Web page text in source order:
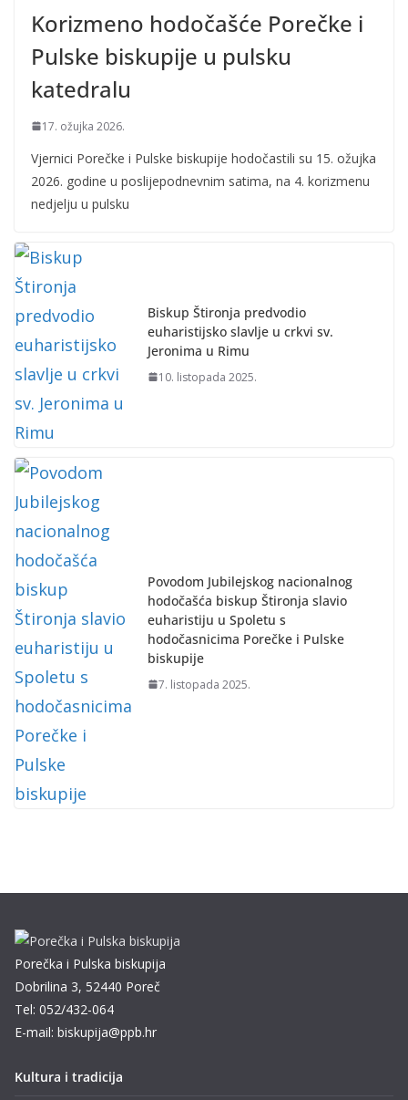
Korizmeno hodočašće Porečke i
Pulske biskupije u pulsku
katedralu
17. ožujka 2026.
Vjernici Porečke i Pulske biskupije hodočastili su 15. ožujka
2026. godine u poslijepodnevnim satima, na 4. korizmenu
nedjelju u pulsku
Biskup Štironja predvodio
euharistijsko slavlje u crkvi sv.
Jeronima u Rimu
10. listopada 2025.
Povodom Jubilejskog nacionalnog
hodočašća biskup Štironja slavio
euharistiju u Spoletu s
hodočasnicima Porečke i Pulske
biskupije
7. listopada 2025.
Porečka i Pulska biskupija
Dobrilina 3, 52440 Poreč
Tel: 052/432-064
E-mail: biskupija@ppb.hr
Kultura i tradicija